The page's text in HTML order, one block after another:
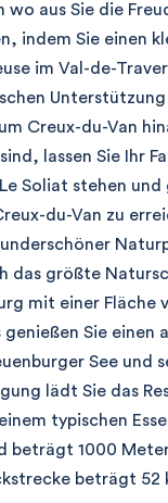
wo aus Sie die
indem Sie einen
im Val-de-
Unterstützung
Creux-du-Van
lassen Sie Ihr
Soliat stehen und
du-Van zu
das größte
mit einer Fläche
genießen Sie einen
See und
lädt Sie das
typischen
beträgt 1000
beträgt 52